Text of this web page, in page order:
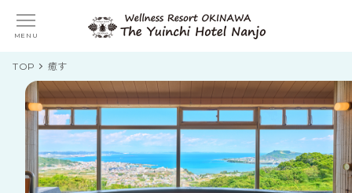
MENU
TOP 癒す